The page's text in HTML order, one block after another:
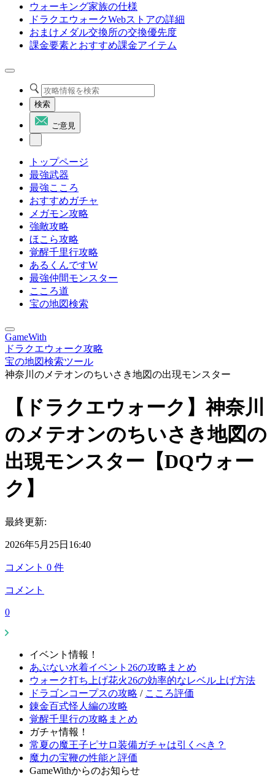
ウォーキング家族の仕様
ドラクエウォークWebストアの詳細
おまけメダル交換所の交換優先度
課金要素とおすすめ課金アイテム
検索
ご意見
トップページ
最強武器
最強こころ
おすすめガチャ
メガモン攻略
強敵攻略
ほこら攻略
覚醒千里行攻略
あるくんですW
最強仲間モンスター
こころ道
宝の地図検索
GameWith
ドラクエウォーク攻略
宝の地図検索ツール
神奈川のメテオンのちいさき地図の出現モンスター
【ドラクエウォーク】神奈川
のメテオンのちいさき地図の
出現モンスター【DQウォー
ク】
最終更新:
2026年5月25日16:40
コメント 0 件
コメント
0
イベント情報！
あぶない水着イベント26の攻略まとめ
ウォーク打ち上げ花火26の効率的なレベル上げ方法
ドラゴンコープスの攻略 / こころ評価
錬金百式怪人編の攻略
覚醒千里行の攻略まとめ
ガチャ情報！
常夏の魔王子ピサロ装備ガチャは引くべき？
魔力の宝鞭の性能と評価
GameWithからのお知らせ